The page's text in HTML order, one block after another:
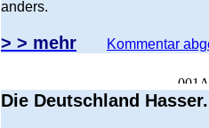
anders.
> > mehr Kommentar
Die Deutschland Hasser.